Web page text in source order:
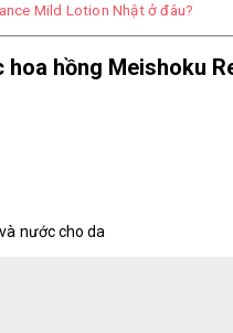
Mild Lotion Nhật ở đâu?
hồng Meishoku
nước cho da